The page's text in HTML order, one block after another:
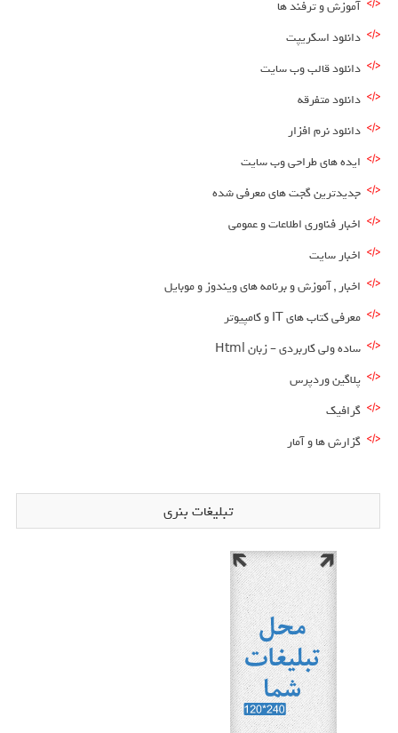
آموزش و ترفند ها
دانلود اسکریپت
دانلود قالب وب سایت
دانلود متفرقه
دانلود نرم افزار
ایده های طراحی وب سایت
جدیدترین گجت های معرفی شده
اخبار فناوری اطلاعات و عمومی
اخبار سایت
اخبار , آموزش و برنامه های ویندوز و موبایل
معرفی کتاب های IT و کامپیوتر
ساده ولی کاربردی – زبان Html
پلاگین وردپرس
گرافیک
گزارش ها و آمار
تبلیغات بنری